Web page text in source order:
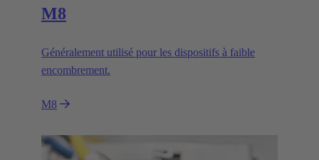
M8
Généralement utilisé pour les dispositifs à faible
encombrement.
M8